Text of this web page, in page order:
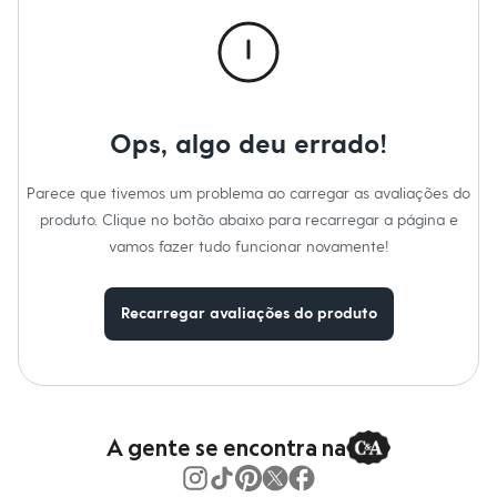
Shorts e Bermudas
Vestidos
Acessórios
Bolsas
Bonés e Chapéus
Botas
Chinelos
Ops, algo deu errado!
Parece que tivemos um problema ao carregar as avaliações do
produto. Clique no botão abaixo para recarregar a página e
vamos fazer tudo funcionar novamente!
Recarregar avaliações do produto
A gente se encontra na